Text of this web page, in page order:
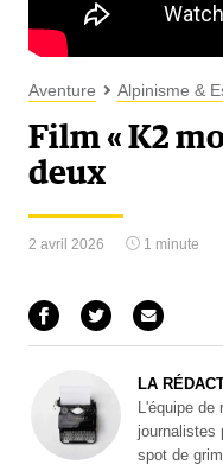
Aventure Alpinisme &
Film « K2
deux
2 avril 2026 1 minute
LA
L'équipe de
journalistes
spot de